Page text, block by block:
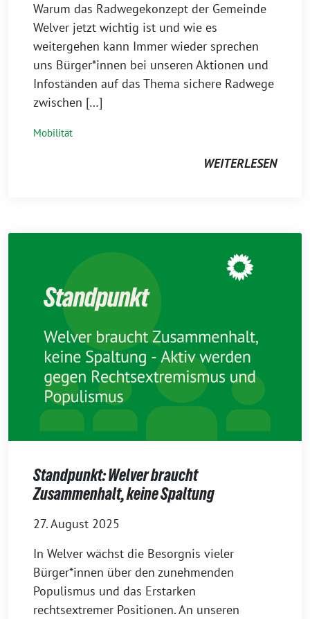
Warum das Radwegekonzept der Gemeinde
Welver jetzt wichtig ist und wie es
weitergehen kann Immer wieder sprechen
uns Bürger*innen bei unseren Aktionen und
Infoständen auf das Thema sichere Radwege
zwischen […]
Mobilität
WEITERLESEN
Standpunkt: Welver braucht
Zusammenhalt, keine Spaltung
27. August 2025
In Welver wächst die Besorgnis vieler
Bürger*innen über den zunehmenden
Populismus und das Erstarken
rechtsextremer Positionen. An unseren